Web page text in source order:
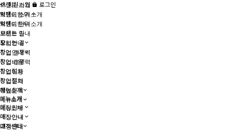
회원가입
로그인
브랜드 소개
먹뱅이한우 소개
브랜드 안내
오시는 길
창업안내
창업 경쟁력
창업비용
창업절차
창업문의
메뉴소개
메뉴소개
매장안내
매장안내
브랜드 소개
먹뱅이한우 소개
브랜드 안내
오시는 길
창업안내
창업 경쟁력
창업비용
창업절차
창업문의
메뉴소개
메뉴소개
매장안내
매장안내
고객센터